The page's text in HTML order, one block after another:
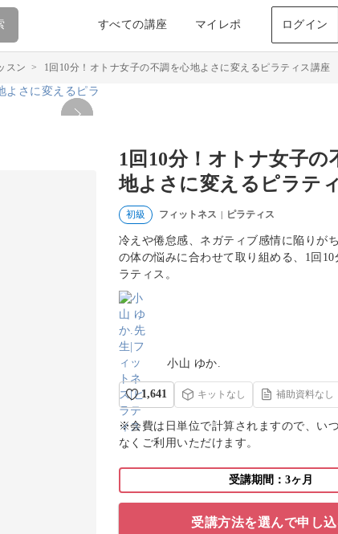
すべての講座 マイレポ ログイン
スン > 1回10分！オトナ女子の不調を心地よさに変えるピラティス講座
1回10分！オトナ女子の
地よさに変えるピラテ
初級 フィットネス | ピラティス
冷えや倦怠感、ネガティブ感情に陥りが
の体の悩みに合わせて取り組める、1回
ラティス。
小山 ゆか.
1,641 キットなし 補助資料なし
※会費は日単位で計算されますので、い
なくご利用いただけます。
受講期間：3ヶ月
受講方法を選んで申し